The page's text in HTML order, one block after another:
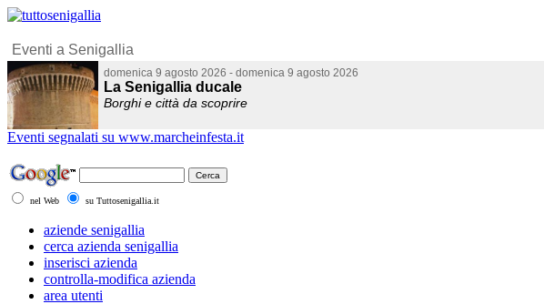
Eventi segnalati su www.marcheinfesta.it
nel Web su Tuttosenigallia.it
aziende senigallia
cerca azienda senigallia
inserisci azienda
controlla-modifica azienda
area utenti